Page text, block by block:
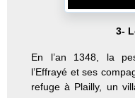
3-
En l’an 1348, la
l’Effrayé et ses
refuge à Plailly, un